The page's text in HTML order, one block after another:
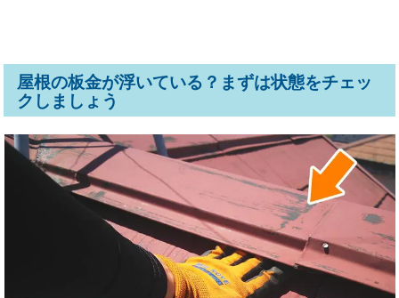
屋根の板金が浮いている？まずは状態をチェッ
クしましょう